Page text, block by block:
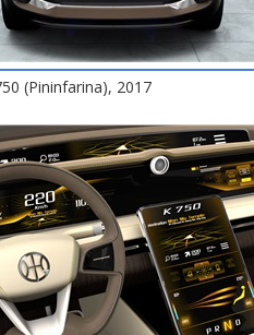
(Pininfarina), 2017